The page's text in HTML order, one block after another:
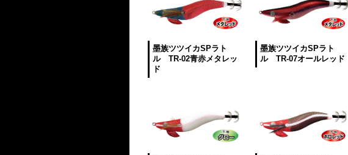
墨族ツツイカSPラト
ル TR-02青赤メタレッ
ド
墨族ツツイカSPラト
ル TR-07オールレッド